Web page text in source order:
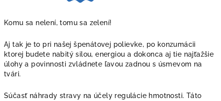
Komu sa nelení, tomu sa zelení!
Aj tak je to pri našej špenátovej polievke, po konzumácii
ktorej budete nabitý silou, energiou a dokonca aj tie najťažšie
úlohy a povinnosti zvládnete ľavou zadnou s úsmevom na
tvári.
Súčasť náhrady stravy na účely regulácie hmotnosti. Táto